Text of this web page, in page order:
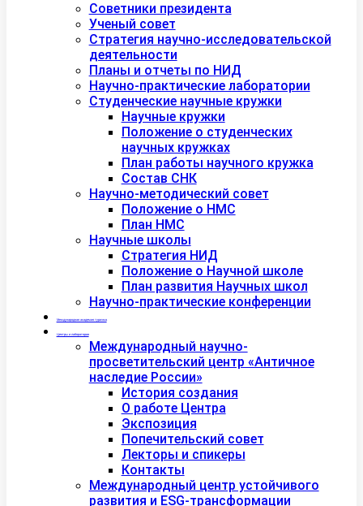
Советники президента
Ученый совет
Стратегия научно-исследовательской
деятельности
Планы и отчеты по НИД
Научно-практические лаборатории
Студенческие научные кружки
Научные кружки
Положение о студенческих
научных кружках
План работы научного кружка
Состав СНК
Научно-методический совет
Положение о НМС
План НМС
Научные школы
Стратегия НИД
Положение о Научной школе
План развития Научных школ
Научно-практические конференции
Международная академия туризма
Центры и лаборатории
Международный научно-
просветительский центр «Античное
наследие России»
История создания
О работе Центра
Экспозиция
Попечительский совет
Лекторы и спикеры
Контакты
Международный центр устойчивого
развития и ESG-трансформации